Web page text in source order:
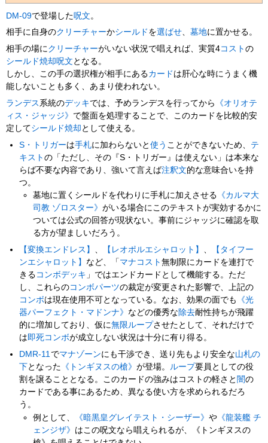
DM-09で登場した呪文 。
相手に自身のクリーチャーかシールド を選ばせ、墓地に置かせる。
相手の場にクリーチャーがいない状況で唱えれば、実質4コストの
シールド焼却呪文 となる。
しかし、この手の選択権が相手にあるカード は肝心な時にうまく機
能しないことも多く、あまり使われない。
ランデス 系統のデッキでは、予めランデスを行ってから
《オリオテ
ィス・ジャッジ》 で盤面を処理することで、このカードを比較的安
定してシールド焼却 として使える。
S・トリガーは手札に加わらないと使う ことができないため、 テ
キストの「ただし、その『S・トリガー』は使えない」は本来な
らば不要な内容であり、強いて言えば注釈文的な意味合いを持
つ。
墓地に置くシールドを代わりに手札に加えさせる 《カルマ大
司教 ゾロスター》がいる場合にこのテキストが実効するかに
ついては公式の回答が現状ない。事前にジャッジに確認を取
る方が望ましいだろう。
【変換エンドレス】 、 【レオポルエシャロット】 、
【タイフー
ンエシャロット】 など、「 マナコスト無制限にカードを連打で
きる コンボデッキ 」ではエンドカードとして機能する。ただ
し、これらのコンボパーツの裁定が変更された影響で、上記の
コンボは現在使用不可となっている。なお、効果の面でも
《光
器パーフェクト・マドンナ》 などの優秀な 除去耐性持ちが飛躍
的に増加しており、仮に無限ループさせたとして、それだけで
は即死コンボが成立しない状況は十分に有り得る。
DMR-11 でマナゾーンにも干渉でき、送り先もより安全な山札の
下となった 《トンギヌスの槍》が登場。 ループ要員としての役
割を譲ることとなる。このカードの強みはコストの軽さと 闇の
カードである事にあるため、異なる使い方を求められるだろ
う。
例として、
《暗黒皇グレイテスト・シーザー》や 《龍装艦 チ
ェンジザ》 はこの呪文なら唱えられるが、《トンギヌスの